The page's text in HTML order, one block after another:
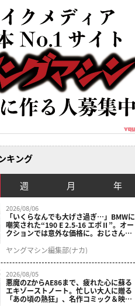
キング
週 月 年
2026/08/06
「いくらなんでも大げさ過ぎ…」BMWに
嘲笑された“190 E 2.5-16 エボⅡ”。オー
クションでは意外な価格に。おじさん達
ヤングマシン編集部(ナカ)
2026/08/05
悪魔のZからAE86まで、疲れた心に蘇る
エキゾーストノート。忙しい大人に贈る
「あの頃の熱狂」、名作コミック＆映画